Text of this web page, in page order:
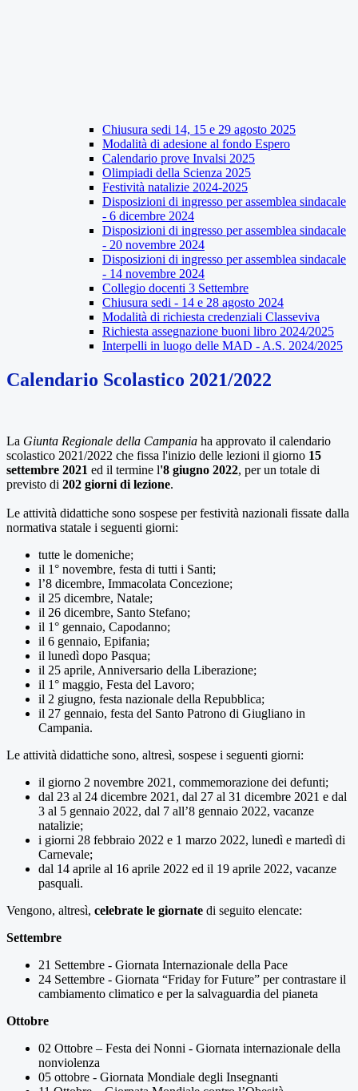
Chiusura sedi 14, 15 e 29 agosto 2025
Modalità di adesione al fondo Espero
Calendario prove Invalsi 2025
Olimpiadi della Scienza 2025
Festività natalizie 2024-2025
Disposizioni di ingresso per assemblea sindacale
- 6 dicembre 2024
Disposizioni di ingresso per assemblea sindacale
- 20 novembre 2024
Disposizioni di ingresso per assemblea sindacale
- 14 novembre 2024
Collegio docenti 3 Settembre
Chiusura sedi - 14 e 28 agosto 2024
Modalità di richiesta credenziali Classeviva
Richiesta assegnazione buoni libro 2024/2025
Interpelli in luogo delle MAD - A.S. 2024/2025
Calendario Scolastico 2021/2022
La Giunta Regionale della Campania ha approvato il calendario
scolastico 2021/2022 che fissa l'inizio delle lezioni il giorno 15
settembre 2021 ed il termine l'8 giugno 2022, per un totale di
previsto di 202 giorni di lezione.
Le attività didattiche sono sospese per festività nazionali fissate dalla
normativa statale i seguenti giorni:
tutte le domeniche;
il 1° novembre, festa di tutti i Santi;
l’8 dicembre, Immacolata Concezione;
il 25 dicembre, Natale;
il 26 dicembre, Santo Stefano;
il 1° gennaio, Capodanno;
il 6 gennaio, Epifania;
il lunedì dopo Pasqua;
il 25 aprile, Anniversario della Liberazione;
il 1° maggio, Festa del Lavoro;
il 2 giugno, festa nazionale della Repubblica;
il 27 gennaio, festa del Santo Patrono di Giugliano in
Campania.
Le attività didattiche sono, altresì, sospese i seguenti giorni:
il giorno 2 novembre 2021, commemorazione dei defunti;
dal 23 al 24 dicembre 2021, dal 27 al 31 dicembre 2021 e dal
3 al 5 gennaio 2022, dal 7 all’8 gennaio 2022, vacanze
natalizie;
i giorni 28 febbraio 2022 e 1 marzo 2022, lunedì e martedì di
Carnevale;
dal 14 aprile al 16 aprile 2022 ed il 19 aprile 2022, vacanze
pasquali.
Vengono, altresì, celebrate le giornate di seguito elencate:
Settembre
21 Settembre - Giornata Internazionale della Pace
24 Settembre - Giornata “Friday for Future” per contrastare il
cambiamento climatico e per la salvaguardia del pianeta
Ottobre
02 Ottobre – Festa dei Nonni - Giornata internazionale della
nonviolenza
05 ottobre - Giornata Mondiale degli Insegnanti